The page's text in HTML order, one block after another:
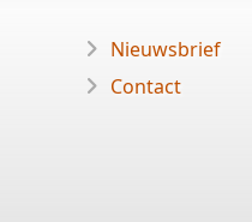
Nieuwsbrief
Contact